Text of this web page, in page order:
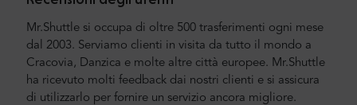
Mr.Shuttle si occupa di oltre 500 trasferimenti ogni mese
dal 2003. Serviamo clienti in visita da tutto il mondo a
Cracovia, Danzica e molte altre città europee. Mr.Shuttle
ha ricevuto molti feedback dai nostri clienti e si assicura
di utilizzarlo per fornire un servizio ancora migliore.